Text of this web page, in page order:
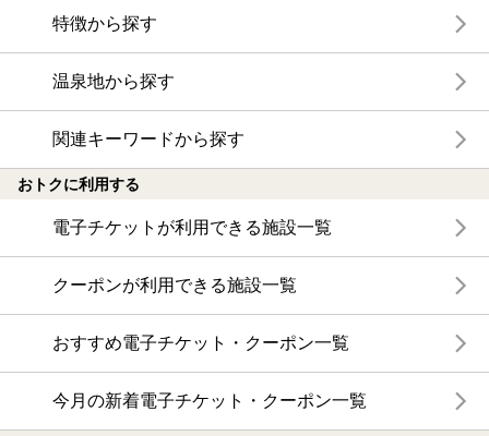
特徴から探す
温泉地から探す
関連キーワードから探す
おトクに利用する
電子チケットが利用できる施設一覧
クーポンが利用できる施設一覧
おすすめ電子チケット・クーポン一覧
今月の新着電子チケット・クーポン一覧